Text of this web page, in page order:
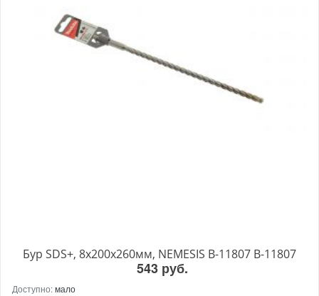
Бур SDS+, 8х200х260мм, NEMESIS B-11807 B-11807
543 руб.
Доступно:мало